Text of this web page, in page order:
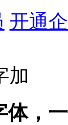
开通
加
体，